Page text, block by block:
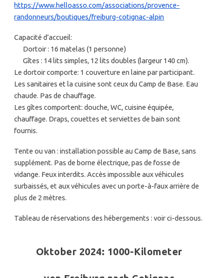
https://www.helloasso.com/associations/provence-
randonneurs/boutiques/freiburg-cotignac-alpin
Capacité d’accueil:
Dortoir : 16 matelas (1 personne)
Gîtes : 14 lits simples, 12 lits doubles (largeur 140 cm).
Le dortoir comporte: 1 couverture en laine par participant.
Les sanitaires et la cuisine sont ceux du Camp de Base. Eau
chaude. Pas de chauffage.
Les gîtes comportent: douche, WC, cuisine équipée,
chauffage. Draps, couettes et serviettes de bain sont
fournis.
Tente ou van : installation possible au Camp de Base, sans
supplément. Pas de borne électrique, pas de fosse de
vidange. Feux interdits. Accès impossible aux véhicules
surbaissés, et aux véhicules avec un porte-à-faux arrière de
plus de 2 mètres.
Tableau de réservations des hébergements : voir ci-dessous.
Oktober 2024: 1000-Kilometer